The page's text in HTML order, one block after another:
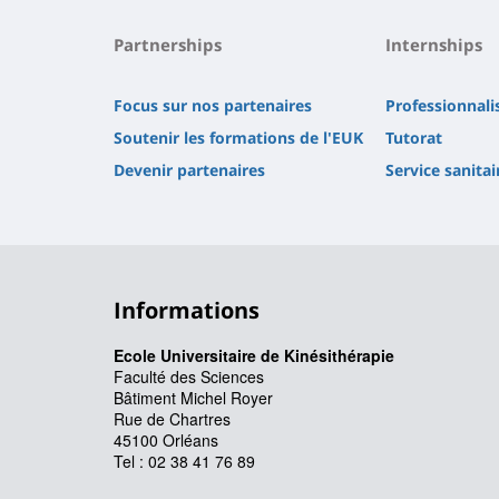
Partnerships
Focus sur nos partenaires
Soutenir les formations de l'EUK
Devenir partenaires
Internships
Tutorat
Service
Informations
Ecole Universitaire de Kinésithérapie
Faculté des Sciences
Bâtiment Michel Royer
Rue de Chartres
45100 Orléans
Tel : 02 38 41 76 89